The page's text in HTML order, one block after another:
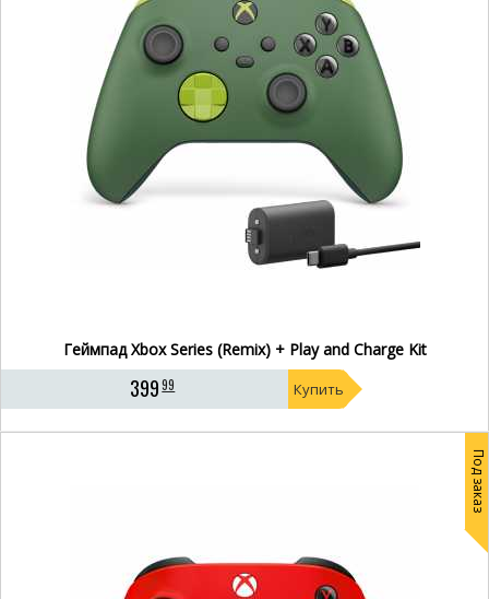
Геймпад Xbox Series (Remix) + Play and Charge Kit
39999 Купить
Под заказ